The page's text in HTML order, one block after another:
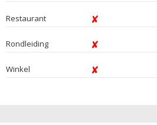
Restaurant
Rondleiding
Winkel